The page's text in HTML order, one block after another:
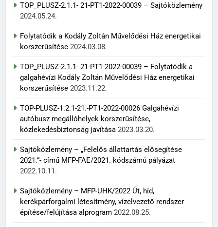
TOP_PLUSZ-2.1.1- 21-PT1-2022-00039 – Sajtóközlemény
2024.05.24.
Folytatódik a Kodály Zoltán Művelődési Ház energetikai
korszerűsítése 2024.03.08.
TOP_PLUSZ-2.1.1- 21-PT1-2022-00039 – Folytatódik a
galgahévízi Kodály Zoltán Művelődési Ház energetikai
korszerűsítése 2023.11.22.
TOP-PLUSZ-1.2.1-21.-PT1-2022-00026 Galgahévízi
autóbusz megállóhelyek korszerűsítése,
közlekedésbiztonság javítása 2023.03.20.
Sajtóközlemény – „Felelős állattartás elősegítése
2021.”- című MFP-FAE/2021. kódszámú pályázat
2022.10.11.
Sajtóközlemény – MFP-UHK/2022 Út, híd,
kerékpárforgalmi létesítmény, vízelvezető rendszer
építése/felújítása alprogram 2022.08.25.